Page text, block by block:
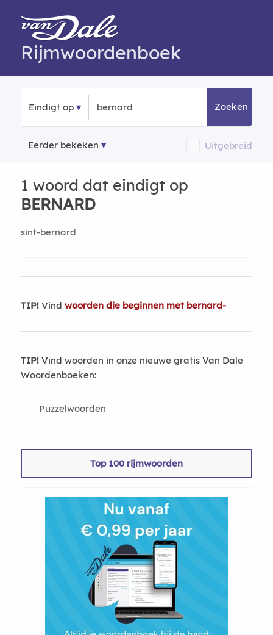
Rijmwoordenboek
Eindigt op Zoeken
Eerder bekeken Uitgebreid
1 woord dat eindigt op
BERNARD
sint-bernard
TIP!Vind woorden die beginnen met bernard-
TIP!Vind woorden in onze nieuwe gratis Van Dale
Woordenboeken:
Puzzelwoorden
Top 100 rijmwoorden